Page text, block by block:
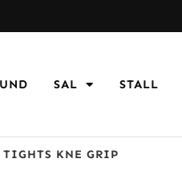
SAL STALL
KNE GRIP